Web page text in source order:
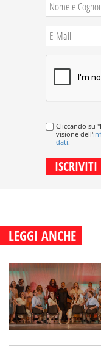
Cliccando su
visione dell'
dati.
LEGGI ANCHE